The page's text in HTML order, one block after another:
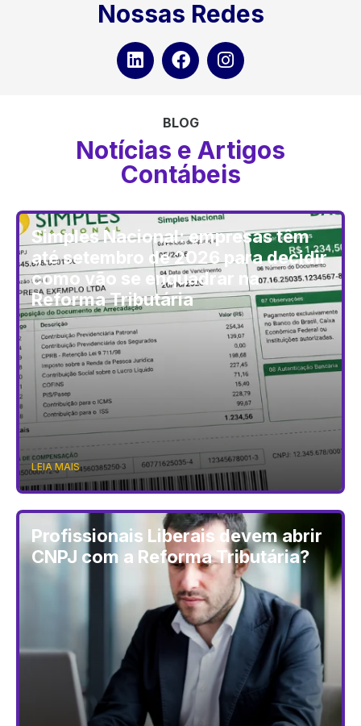
importância pela exigência legal, por tanto, essa
contábil e financeiro de nossos clientes, examinando
os fatos contábeis de acordo com os documentos e
informações da empresa.
Nossas Redes
BLOG
Notícias e Artigos
Contábeis
Simples Nacional: empresas têm
até setembro de 2026 para decidir
como vão se enquadrar na
Reforma Tributária
LEIA MAIS
Profissionais Liberais devem abrir
CNPJ com a Reforma Tributária?